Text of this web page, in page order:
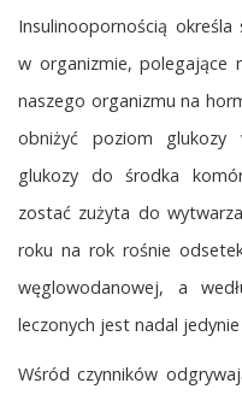
Insulinoopornością
w organizmie, polegające
naszego organizmu na
obniżyć poziom glukozy
glukozy do środka
zostać zużyta do
roku na rok rośnie
węglowodanowej, a
leczonych jest nadal
Wśród czynników